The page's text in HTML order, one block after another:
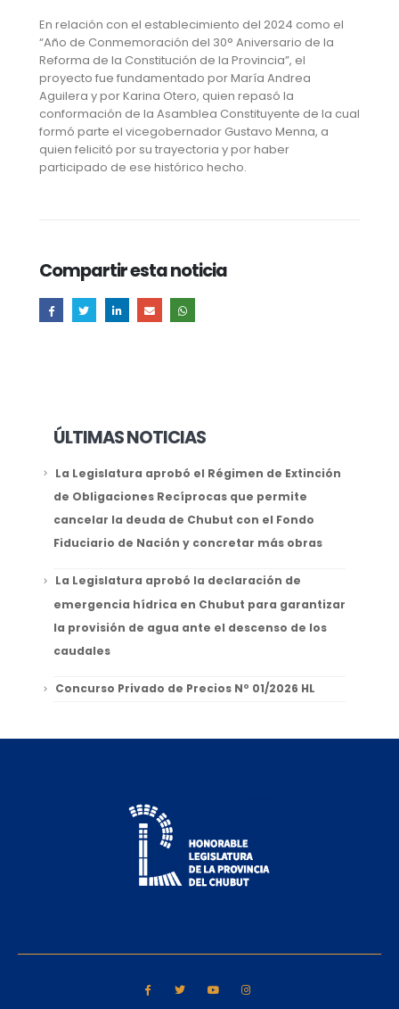
En relación con el establecimiento del 2024 como el
“Año de Conmemoración del 30° Aniversario de la
Reforma de la Constitución de la Provincia”, el
proyecto fue fundamentado por María Andrea
Aguilera y por Karina Otero, quien repasó la
conformación de la Asamblea Constituyente de la cual
formó parte el vicegobernador Gustavo Menna, a
quien felicitó por su trayectoria y por haber
participado de ese histórico hecho.
Compartir esta noticia
ÚLTIMAS NOTICIAS
La Legislatura aprobó el Régimen de Extinción
de Obligaciones Recíprocas que permite
cancelar la deuda de Chubut con el Fondo
Fiduciario de Nación y concretar más obras
La Legislatura aprobó la declaración de
emergencia hídrica en Chubut para garantizar
la provisión de agua ante el descenso de los
caudales
Concurso Privado de Precios Nº 01/2026 HL